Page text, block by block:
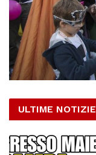
ULTIME NOTIZIE